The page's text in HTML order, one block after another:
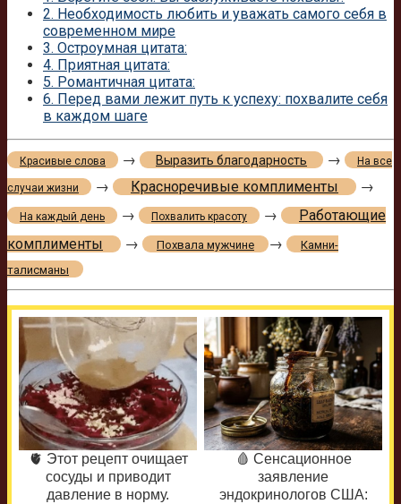
2. Необходимость любить и уважать самого себя в
современном мире
3. Остроумная цитата:
4. Приятная цитата:
5. Романтичная цитата:
6. Перед вами лежит путь к успеху: похвалите себя
в каждом шаге
Красивые слова → Выразить благодарность → На все
случаи жизни → Красноречивые комплименты →
На каждый день → Похвалить красоту →
Работающие
комплименты
→ Похвала мужчине →
Камни-
талисманы
🫀 Этот рецепт очищает
сосуды и приводит
давление в норму.
🩸 Сенсационное
заявление
эндокринологов США: